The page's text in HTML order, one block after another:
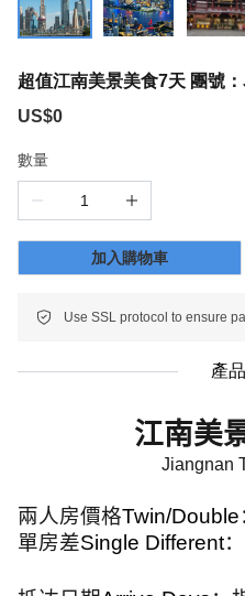
超值江南美景美食7天 團號
US$0
數量
加入購物車
產
江南美
Jiangnan
兩人房價格Twin/Double
單房差Single Different：